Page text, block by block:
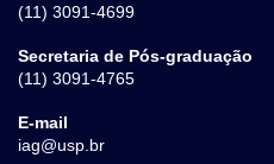
(11) 3091-4699
Secretaria de Pós-graduação
(11) 3091-4765
E-mail
iag@usp.br